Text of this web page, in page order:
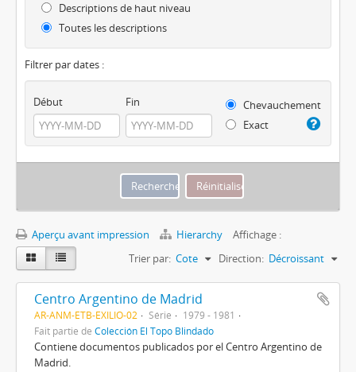
Descriptions de haut niveau
Toutes les descriptions
Filtrer par dates :
Début Fin
Chevauchement
Exact
Aperçu avant impression Hierarchy
Affichage :
Trier par: Cote Direction: Décroissant
Centro Argentino de Madrid
AR-ANM-ETB-EXILIO-02 Série
1979 - 1981
Fait partie de Colección El Topo Blindado
Contiene documentos publicados por el Centro Argentino de
Madrid.